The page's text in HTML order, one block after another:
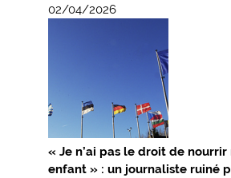
02/04/2026
« Je n’ai pas le droit de nourrir
enfant » : un journaliste ruiné